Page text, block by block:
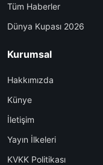
Tüm Haberler
Dünya Kupası 2026
Kurumsal
Hakkımızda
Künye
İletişim
Yayın İlkeleri
KVKK Politikası